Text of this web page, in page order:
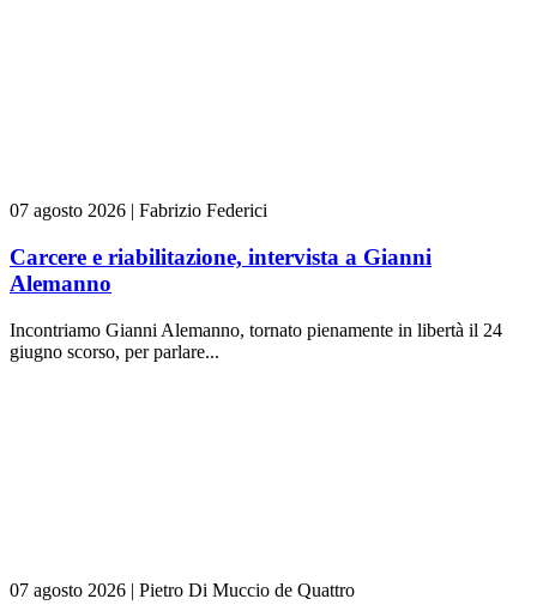
07 agosto 2026 | Fabrizio Federici
Carcere e riabilitazione, intervista a Gianni
Alemanno
Incontriamo Gianni Alemanno, tornato pienamente in libertà il 24
giugno scorso, per parlare...
07 agosto 2026 | Pietro Di Muccio de Quattro